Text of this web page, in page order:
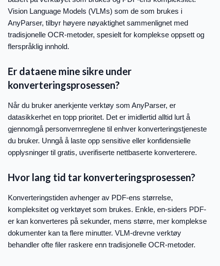
Vision Language Models (VLMs) som de som brukes i
AnyParser, tilbyr høyere nøyaktighet sammenlignet med
tradisjonelle OCR-metoder, spesielt for komplekse oppsett og
flerspråklig innhold.
Er dataene mine sikre under
konverteringsprosessen?
Når du bruker anerkjente verktøy som AnyParser, er
datasikkerhet en topp prioritet. Det er imidlertid alltid lurt å
gjennomgå personvernreglene til enhver konverteringstjeneste
du bruker. Unngå å laste opp sensitive eller konfidensielle
opplysninger til gratis, uverifiserte nettbaserte konverterere.
Hvor lang tid tar konverteringsprosessen?
Konverteringstiden avhenger av PDF-ens størrelse,
kompleksitet og verktøyet som brukes. Enkle, en-siders PDF-
er kan konverteres på sekunder, mens større, mer komplekse
dokumenter kan ta flere minutter. VLM-drevne verktøy
behandler ofte filer raskere enn tradisjonelle OCR-metoder.